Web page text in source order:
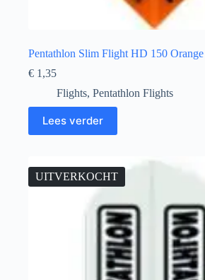
Pentathlon Slim Flight HD 150 Orange
€ 1,35
Flights, Pentathlon Flights
Lees verder
UITVERKOCHT